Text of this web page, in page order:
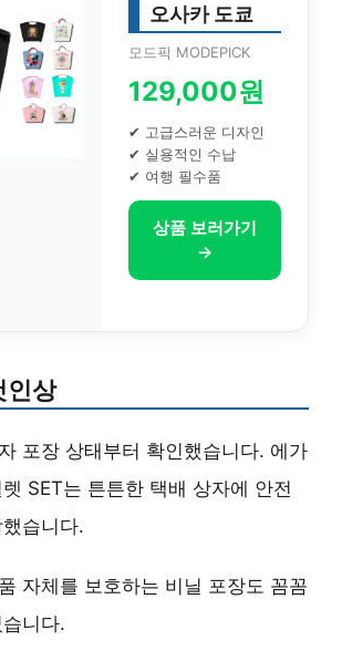
오사카 도쿄
모드픽 MODEPICK
129,000원
✔ 고급스러운 디자인
✔ 실용적인 수납
✔ 여행 필수품
상품 보러가기
→
인상
포장 상태부터 확인했습니다. 에가
SET는 튼튼한 택배 상자에 안전
습니다.
자체를 보호하는 비닐 포장도 꼼꼼
니다.